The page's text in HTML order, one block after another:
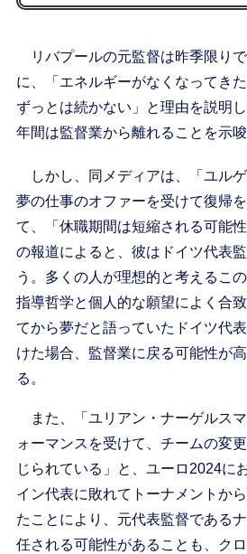
リバプールの元監督は昨季限り
に、「エネルギーがなくなってき
ずっとは続かない」と理由を説明
年間は監督業から離れることを示唆
しかし、同メディアは、「ユル
夢の仕事のオファーを受けて復帰
て、「休職期間は短縮される可能
の報道によると、彼はドイツ代表
う。多くの人が理想的と考えるこ
指導哲学と個人的な願望によく合
てから夢だと語っていたドイツ代
けた場合、監督業に戻る可能性が
る。
また、「ユリアン・ナーゲルス
ォーマンスを受けて、チームの変
じられている」と、ユーロ2024に
イン代表に敗れてトーナメントか
たことにより、元代表監督である
任される可能性があることも、ク